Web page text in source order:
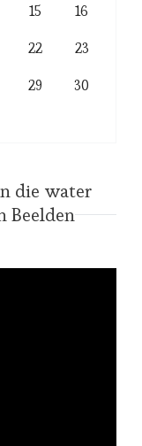
15
16
22
23
29
30
die water
Beelden